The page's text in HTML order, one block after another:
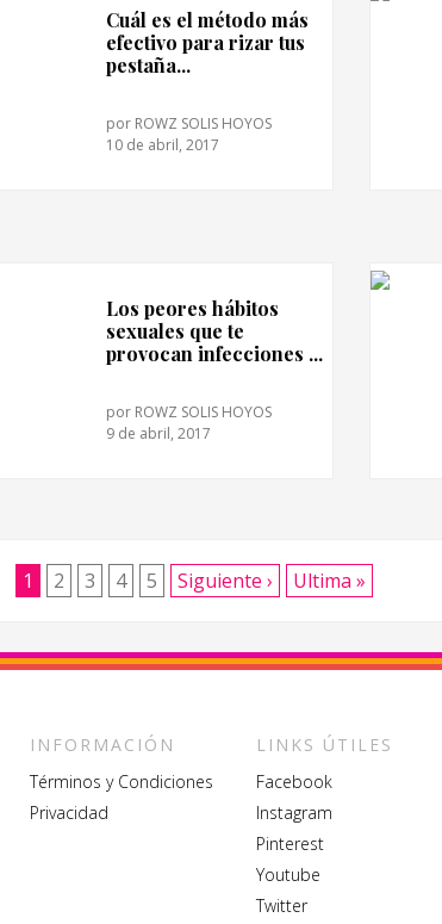
Cuál es el método más
efectivo para rizar tus
pestaña...
por ROWZ SOLIS HOYOS
10 de abril, 2017
Los peores hábitos
sexuales que te
provocan infecciones ...
por ROWZ SOLIS HOYOS
9 de abril, 2017
1 2 3 4 5 Siguiente › Ultima »
INFORMACIÓN
Términos y Condiciones
Privacidad
LINKS ÚTILES
Facebook
Instagram
Pinterest
Youtube
Twitter